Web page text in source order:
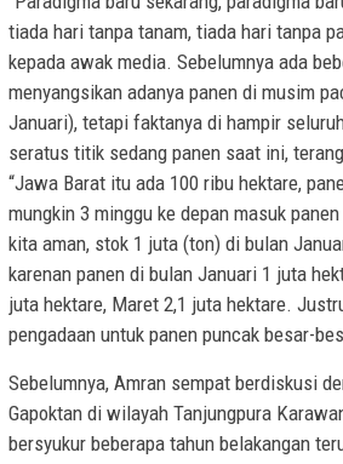
tiada hari tanpa tanam, tiada hari tanpa
kepada awak media. Sebelumnya ada
menyangsikan adanya panen di musim
Januari), tetapi faktanya di hampir
seratus titik sedang panen saat ini,
“Jawa Barat itu ada 100 ribu hektare,
mungkin 3 minggu ke depan masuk
kita aman, stok 1 juta (ton) di bulan
karenan panen di bulan Januari 1 juta
juta hektare, Maret 2,1 juta hektare.
pengadaan untuk panen puncak besar-
Sebelumnya, Amran sempat berdiskusi
Gapoktan di wilayah Tanjungpura
bersyukur beberapa tahun belakangan